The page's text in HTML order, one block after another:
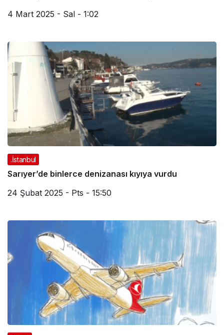
4 Mart 2025 - Sal - 1:02
.İstanbul
Sarıyer’de binlerce denizanası kıyıya vurdu
24 Şubat 2025 - Pts - 15:50